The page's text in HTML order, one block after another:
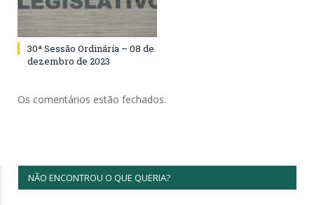
30ª Sessão Ordinária – 08 de
dezembro de 2023
Os comentários estão fechados.
NÃO ENCONTROU O QUE QUERIA?